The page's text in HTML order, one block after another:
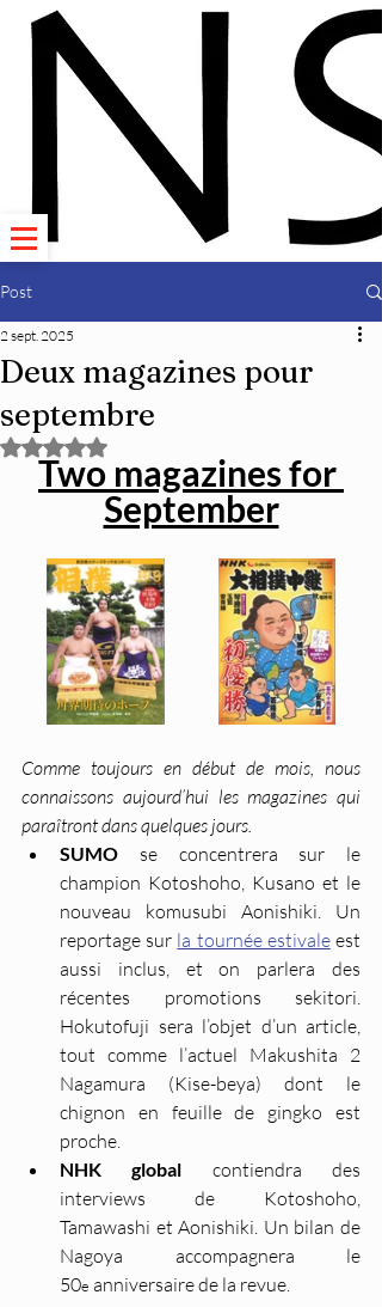
Post
Deux magazines pour
septembre
2 sept. 2025
Noté NaN étoiles sur 5.
Two magazines for
September
Comme toujours en début de mois, nous
connaissons aujourd’hui les magazines qui
paraîtront dans quelques jours.
SUMO se concentrera sur le
champion Kotoshoho, Kusano et le
nouveau komusubi Aonishiki. Un
reportage sur la tournée estivale est
aussi inclus, et on parlera des
récentes promotions sekitori.
Hokutofuji sera l’objet d’un article,
tout comme l’actuel Makushita 2
Nagamura (Kise-beya) dont le
chignon en feuille de gingko est
proche.
NHK global contiendra des
interviews de Kotoshoho,
Tamawashi et Aonishiki. Un bilan de
Nagoya accompagnera le
50e anniversaire de la revue.